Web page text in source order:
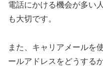
電話にかける機会が多い
も大切です。
また、キャリアメールを
ールアドレスをどうする